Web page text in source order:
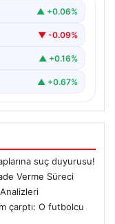
yürütülen▲ +0.06%
▼ -0.09%
▲ +0.16%
▲ +0.67%
suç duyurusu!
Verme Süreci
çarptı: O futbolcu